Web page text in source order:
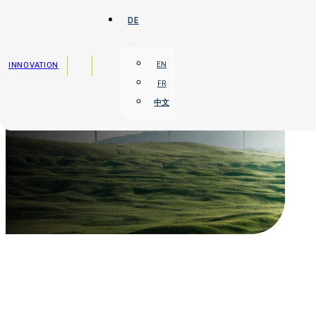
Zum Hauptinhalt springen Zum Footer springen
INNOVATION
DE
EN
FR
中文